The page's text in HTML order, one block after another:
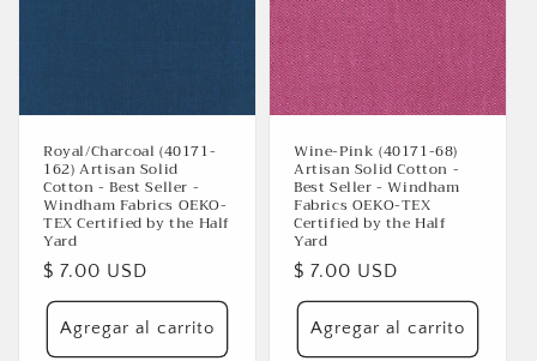
Royal/Charcoal (40171-
162) Artisan Solid
Cotton - Best Seller -
Windham Fabrics OEKO-
TEX Certified by the Half
Yard
Precio
habitual
$ 7.00 USD
Agregar al carrito
Wine-Pink (40171-68)
Artisan Solid Cotton -
Best Seller - Windham
Fabrics OEKO-TEX
Certified by the Half
Yard
Precio
habitual
$ 7.00 USD
Agregar al carrito